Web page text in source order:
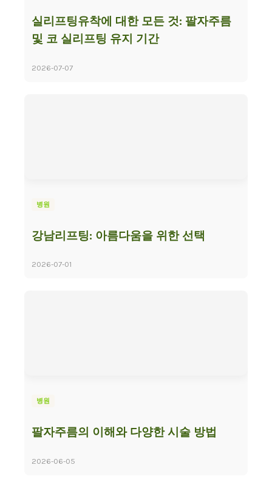
실리프팅유착에 대한 모든 것: 팔자주름
및 코 실리프팅 유지 기간
2026-07-07
병원
강남리프팅: 아름다움을 위한 선택
2026-07-01
병원
팔자주름의 이해와 다양한 시술 방법
2026-06-05